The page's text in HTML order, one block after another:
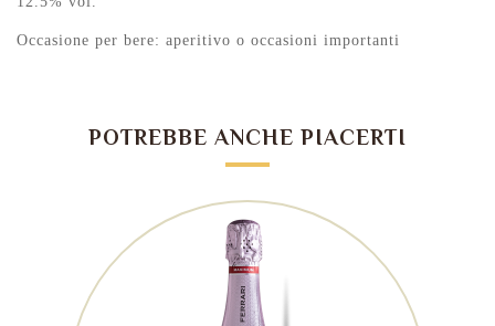
Occasione per bere: aperitivo o occasioni importanti
POTREBBE ANCHE PIACERTI